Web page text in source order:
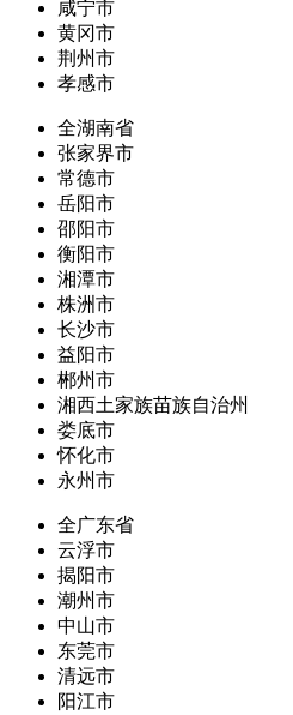
咸宁市
黄冈市
荆州市
孝感市
全湖南省
张家界市
常德市
岳阳市
邵阳市
衡阳市
湘潭市
株洲市
长沙市
益阳市
郴州市
湘西土家族苗族自治州
娄底市
怀化市
永州市
全广东省
云浮市
揭阳市
潮州市
中山市
东莞市
清远市
阳江市